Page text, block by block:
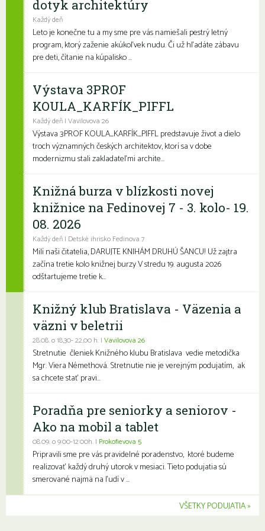
dotyk architektúry
Každý deň
Leto je konečne tu a my sme pre vás namiešali pestrý letný
program, ktorý zaženie akúkoľvek nudu. Či už hľadáte zábavu
pre deti, čítanie na kúpalisko ...
Výstava 3PROF
KOULA_KARFÍK_PIFFL
Každý deň | Vavilovova 26
Výstava 3PROF KOULA_KARFÍK_PIFFL predstavuje život a dielo
troch významných českých architektov, ktorí sa v dobe
modernizmu stali zakladateľmi archite...
Knižná burza v blízkosti novej
knižnice na Fedinovej 7 - 3. kolo- 19.
08. 2026
Každý deň | Detské ihrisko Fedinova 7
Milí naši čitatelia, DARUJTE KNIHÁM DRUHÚ ŠANCU! Už zajtra
začína tretie kolo knižnej burzy V stredu 19. augusta 2026
odštartujeme tretie k...
Knižný klub Bratislava - Väzenia a
väzni v beletrii
28.08. o 18,30- 22,00 h. | Vavilovova 26
Stretnutie členiek Knižného klubu Bratislava vedie metodička
Mgr. Viera Némethová. Stretnutie nie je verejným podujatím, ak
sa chcete stať pravi...
Poradňa pre seniorky a seniorov -
Ako na mobil a tablet
08.09. o 9:00-12:00h. | Prokofievova 5
Pripravili sme pre vás pravidelné poradenstvo, ktoré budeme
realizovať každý druhý utorok v mesiaci. Tieto podujatia sú
smerované najmä na ľudí v ...
VŠETKY PODUJATIA